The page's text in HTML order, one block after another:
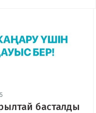
басталды